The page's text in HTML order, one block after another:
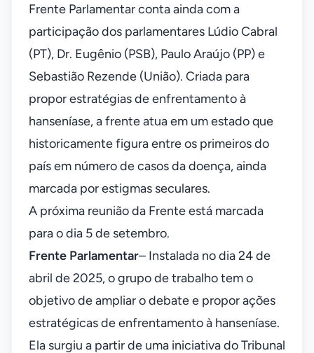
Frente Parlamentar conta ainda com a
participação dos parlamentares Lúdio Cabral
(PT), Dr. Eugênio (PSB), Paulo Araújo (PP) e
Sebastião Rezende (União). Criada para
propor estratégias de enfrentamento à
hanseníase, a frente atua em um estado que
historicamente figura entre os primeiros do
país em número de casos da doença, ainda
marcada por estigmas seculares.
A próxima reunião da Frente está marcada
para o dia 5 de setembro.
Frente Parlamentar– Instalada no dia 24 de
abril de 2025, o grupo de trabalho tem o
objetivo de ampliar o debate e propor ações
estratégicas de enfrentamento à hanseníase.
Ela surgiu a partir de uma iniciativa do Tribunal